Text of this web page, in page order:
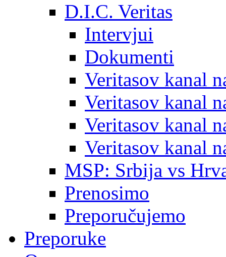
D.I.C. Veritas
Intervjui
Dokumenti
Veritasov kanal
Veritasov kanal
Veritasov kanal
Veritasov kanal
MSP: Srbija vs
Prenosimo
Preporučujemo
Preporuke